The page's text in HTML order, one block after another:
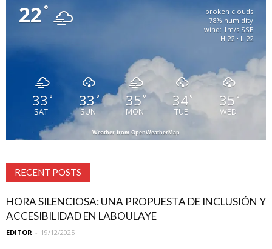
22 °
broken clouds
78% humidity
wind: 1m/s SSE
H 22 • L 22
33 °
SAT
33°
SUN
35 °
MON
34°
TUE
35 °
WED
Weather from OpenWeatherMap
RECENT POSTS
HORA SILENCIOSA: UNA PROPUESTA DE INCLUSIÓN Y
ACCESIBILIDAD EN LABOULAYE
EDITOR - 19/12/2025